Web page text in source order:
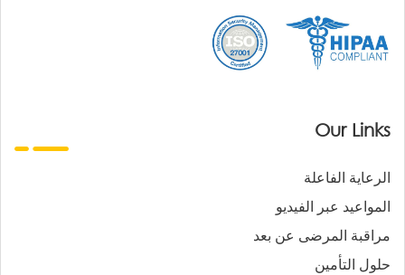
Our Links
الرعاية الفاعلة
المواعيد عبر الفيديو
مراقبة المرضى عن بعد
حلول التأمين